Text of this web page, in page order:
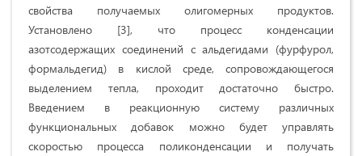
свойства получаемых олигомерных продуктов.
Установлено [3], что процесс конденсации
азотсодержащих соединений с альдегидами (фурфурол,
формальдегид) в кислой среде, сопровождающегося
выделением тепла, проходит достаточно быстро.
Введением в реакционную систему различных
функциональных добавок можно будет управлять
скоростью процесса поликонденсации и получать